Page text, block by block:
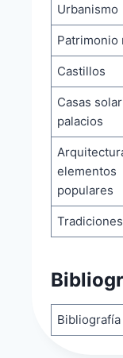
Urbanismo
Patrimonio
Castillos
Casas
palacios
elementos
populares
Tradiciones
Bibliografía